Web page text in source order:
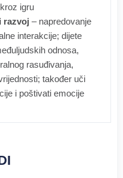
igru
razvoj – napredovanje
interakcije; dijete
odnosa,
rasuđivanja,
također uči
i poštivati emocije